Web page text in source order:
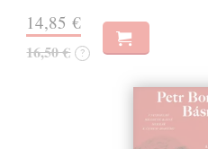
14,85 €
16,50 € ?